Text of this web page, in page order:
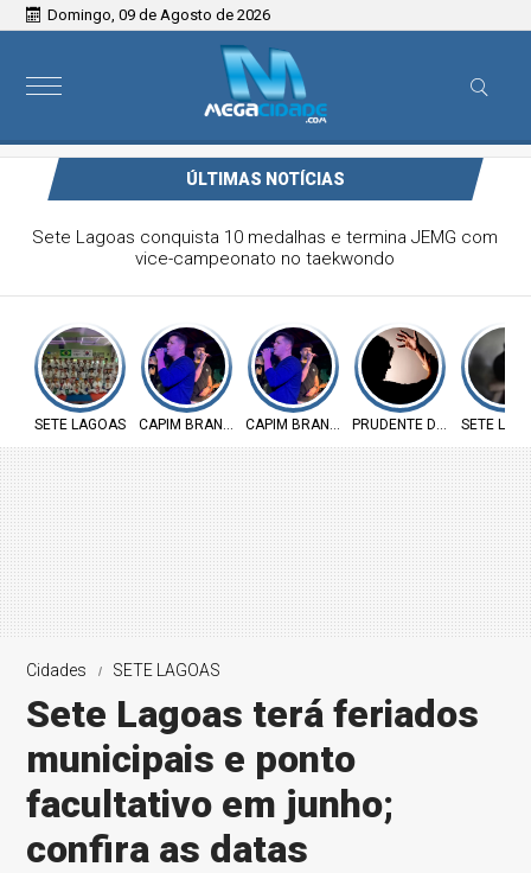
Domingo, 09 de Agosto de 2026
ÚLTIMAS NOTÍCIAS
Victor & Bruno são destaque no ForróCap em Capim
Branco
SETE LAGOAS CAPIM BRANCO CAPIM BRANCO PRUDENTE DE MORAIS
SETE
Cidades SETE LAGOAS
Sete Lagoas terá feriados
municipais e ponto
facultativo em junho;
confira as datas